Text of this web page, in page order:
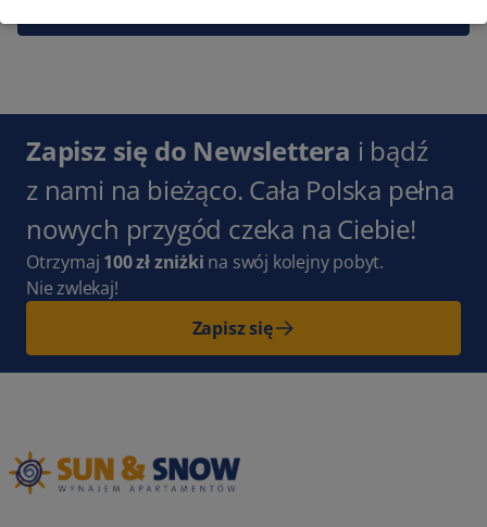
Zapisz się do Newslettera i bądź
z nami na bieżąco. Cała Polska pełna
nowych przygód czeka na Ciebie!
Otrzymaj 100 zł zniżki na swój kolejny pobyt.
Nie zwlekaj!
Zapisz się